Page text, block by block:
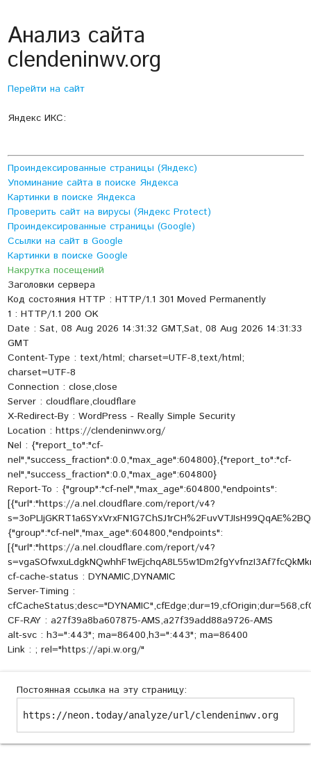
Анализ сайта
clendeninwv.org
Перейти на сайт
Яндекс ИКС:
Проиндексированные страницы (Яндекс)
Упоминание сайта в поиске Яндекса
Картинки в поиске Яндекса
Проверить сайт на вирусы (Яндекс Protect)
Проиндексированные страницы (Google)
Ссылки на сайт в Google
Картинки в поиске Google
Накрутка посещений
Заголовки сервера
Код состояния HTTP : HTTP/1.1 301 Moved Permanently
1 : HTTP/1.1 200 OK
Date : Sat, 08 Aug 2026 14:31:32 GMT,Sat, 08 Aug 2026 14:31:33
GMT
Content-Type : text/html; charset=UTF-8,text/html;
charset=UTF-8
Connection : close,close
Server : cloudflare,cloudflare
X-Redirect-By : WordPress - Really Simple Security
Location : https://clendeninwv.org/
Nel : {"report_to":"cf-
nel","success_fraction":0.0,"max_age":604800},{"report_to":"cf-
nel","success_fraction":0.0,"max_age":604800}
Report-To : {"group":"cf-nel","max_age":604800,"endpoints":
[{"url":"https://a.nel.cloudflare.com/report/v4?
{"group":"cf-nel","max_age":604800,"endpoints":
[{"url":"https://a.nel.cloudflare.com/report/v4?
cf-cache-status : DYNAMIC,DYNAMIC
Server-Timing :
CF-RAY : a27f39a8ba607875-AMS,a27f39add88a9726-AMS
alt-svc : h3=":443"; ma=86400,h3=":443"; ma=86400
Link : ; rel="https://api.w.org/"
Постоянная ссылка на эту страницу:
https://neon.today/analyze/url/clendeninwv.org